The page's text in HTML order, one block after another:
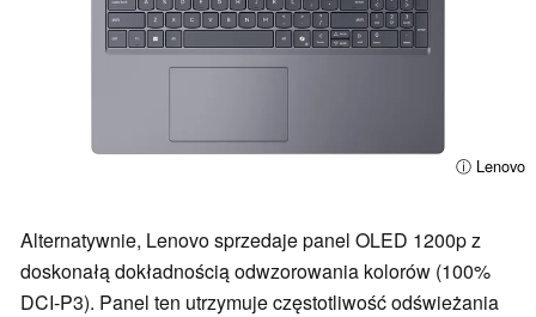
ⓘ Lenovo
Alternatywnie, Lenovo sprzedaje panel OLED 1200p z
doskonałą dokładnością odwzorowania kolorów (100%
DCI-P3). Panel ten utrzymuje częstotliwość odświeżania